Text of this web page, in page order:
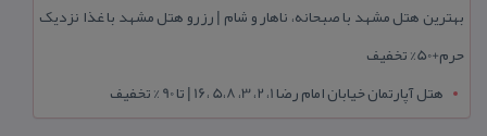
بهترین هتل مشهد با صبحانه، ناهار و شام | رزرو هتل مشهد با غذا نزدیک
حرم+50% تخفیف
هتل آپارتمان خیابان امام رضا 1، 2، 3، 5،8 ،16 | تا 90 % تخفیف